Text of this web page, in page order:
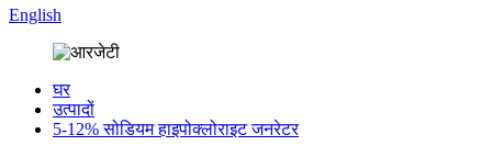
English
घर
उत्पादों
5-12% सोडियम हाइपोक्लोराइट जनरेटर